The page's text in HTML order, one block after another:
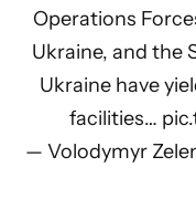
Operations
Ukraine, and the
Ukraine have
facilities…
— Volodymyr